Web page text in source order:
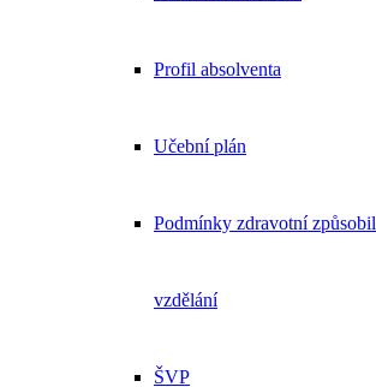
Profil absolventa
Učební plán
Podmínky zdravotní
vzdělání
ŠVP